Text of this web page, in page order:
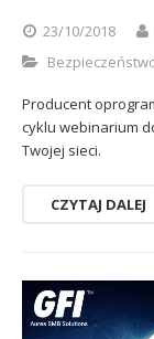
23/10/2018
Producent
cyklu webinarium
Twojej sieci.
CZYTAJ DALEJ